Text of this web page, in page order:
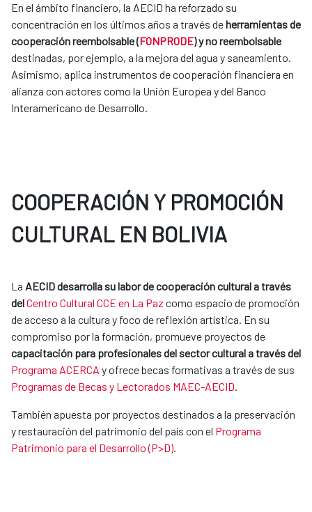
En el ámbito financiero, la AECID ha reforzado su
concentración en los últimos años a través deherramientas de
cooperación reembolsable (FONPRODE) y no reembolsable
destinadas, por ejemplo, a la mejora del agua y saneamiento.
Asimismo, aplica instrumentos de cooperación financiera en
alianza con actores como la Unión Europea y del Banco
Interamericano de Desarrollo.
COOPERACIÓN Y PROMOCIÓN
CULTURAL EN BOLIVIA
La AECID desarrolla su labor de cooperación cultural a través
delCentro Cultural CCE en La Paz como espacio de promoción
de acceso a la cultura y foco de reflexión artística. En su
compromiso por la formación, promueve proyectos de
capacitación para profesionales del sector cultural a través del
Programa ACERCA y ofrece becas formativas a través de sus
Programas de Becas y Lectorados MAEC-AECID.
También apuesta por proyectos destinados a la preservación
y restauración del patrimonio del país con el Programa
Patrimonio para el Desarrollo (P>D).